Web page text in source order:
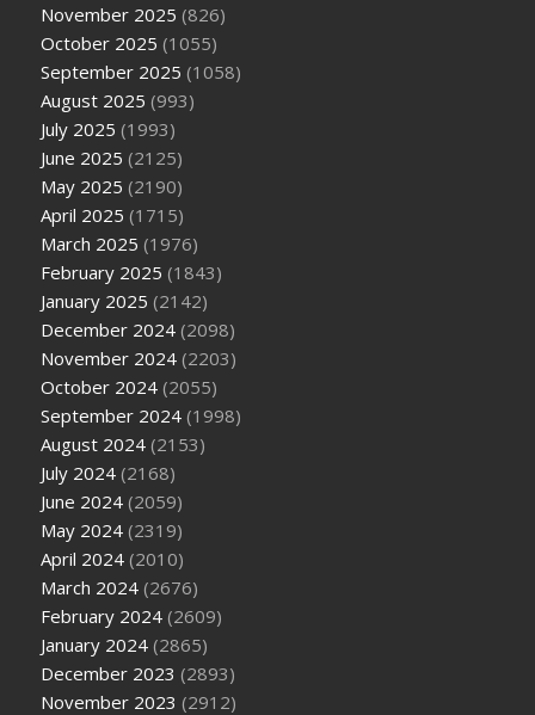
November 2025 (826)
October 2025 (1055)
September 2025 (1058)
August 2025 (993)
July 2025 (1993)
June 2025 (2125)
May 2025 (2190)
April 2025 (1715)
March 2025 (1976)
February 2025 (1843)
January 2025 (2142)
December 2024 (2098)
November 2024 (2203)
October 2024 (2055)
September 2024 (1998)
August 2024 (2153)
July 2024 (2168)
June 2024 (2059)
May 2024 (2319)
April 2024 (2010)
March 2024 (2676)
February 2024 (2609)
January 2024 (2865)
December 2023 (2893)
November 2023 (2912)